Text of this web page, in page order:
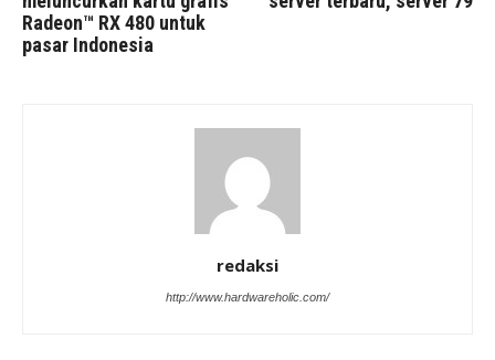
Radeon™ RX 480 untuk
pasar Indonesia
redaksi
http://www.hardwareholic.com/